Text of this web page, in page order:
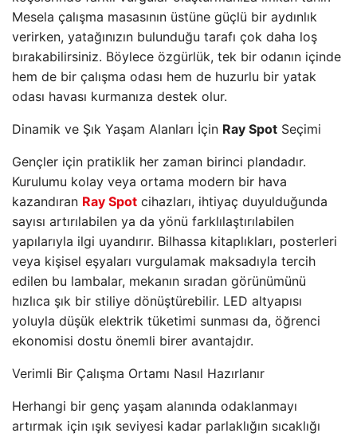
Mesela çalışma masasının üstüne güçlü bir aydınlık
verirken, yatağınızın bulunduğu tarafı çok daha loş
bırakabilirsiniz. Böylece özgürlük, tek bir odanın içinde
hem de bir çalışma odası hem de huzurlu bir yatak
odası havası kurmanıza destek olur.
Dinamik ve Şık Yaşam Alanları İçin Ray Spot Seçimi
Gençler için pratiklik her zaman birinci plandadır.
Kurulumu kolay veya ortama modern bir hava
kazandıran Ray Spot cihazları, ihtiyaç duyulduğunda
sayısı artırılabilen ya da yönü farklılaştırılabilen
yapılarıyla ilgi uyandırır. Bilhassa kitaplıkları, posterleri
veya kişisel eşyaları vurgulamak maksadıyla tercih
edilen bu lambalar, mekanın sıradan görünümünü
hızlıca şık bir stiliye dönüştürebilir. LED altyapısı
yoluyla düşük elektrik tüketimi sunması da, öğrenci
ekonomisi dostu önemli birer avantajdır.
Verimli Bir Çalışma Ortamı Nasıl Hazırlanır
Herhangi bir genç yaşam alanında odaklanmayı
artırmak için ışık seviyesi kadar parlaklığın sıcaklığı